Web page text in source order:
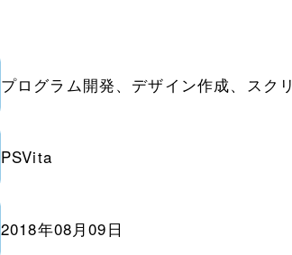
プログラム開発、デザイン作成、スク
PSVita
2018年08月09日